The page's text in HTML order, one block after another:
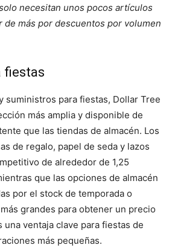
necesitan unos pocos artículos
de más por descuentos por volumen
fiestas
suministros para fiestas, Dollar Tree
más amplia y disponible de
que las tiendas de almacén. Los
de regalo, papel de seda y lazos
de alrededor de 1,25
que las opciones de almacén
por el stock de temporada o
grandes para obtener un precio
una ventaja clave para fiestas de
más pequeñas.